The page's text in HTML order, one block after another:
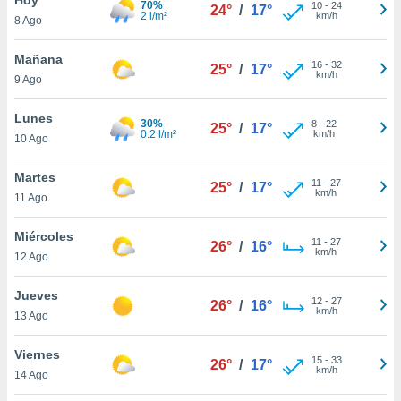
en
más
nuestra
de
cookies
aceptar
8 Ago
70%
2 l/m²
24° / 17° 10- 24
km/h
Mañana
9 Ago
25° / 17° 16- 32
km/h
Lunes
10 Ago
30%
0.2 l/m²
25° / 17° 8- 22
km/h
Martes
11 Ago
25° / 17° 11 - 27
km/h
Miércoles
12 Ago
26° / 16° 11 - 27
km/h
Jueves
13 Ago
26° / 16° 12- 27
km/h
Viernes
14 Ago
26° / 17° 15- 33
km/h